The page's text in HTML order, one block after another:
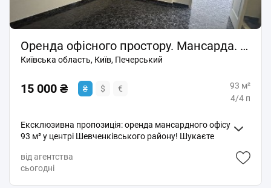
Оренда офісного простору. Мансарда. 93м2. 15,000 грн.
Київська область, Київ, Печерський
15 000 ₴ ₴ $ €
93 м²
4/4 п
Ексклюзивна пропозиція: оренда мансардного офісу
93 м² у центрі Шевченківського району! Шукаєте
унікальне мансардне приміщення з окремим входом,
розташоване на 4-му поверсі сучасної офісної будівлі
від агентства
сьогодні